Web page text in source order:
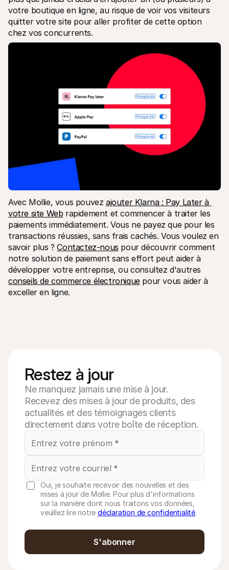
votre boutique en ligne, au risque de voir vos visiteurs
quitter votre site pour aller profiter de cette option
chez vos concurrents.
Avec Mollie, vous pouvez ajouter Klarna : Pay Later à
votre site Web rapidement et commencer à traiter les
paiements immédiatement. Vous ne payez que pour les
transactions réussies, sans frais cachés. Vous voulez en
savoir plus ? Contactez-nous pour découvrir comment
notre solution de paiement sans effort peut aider à
conseils de commerce électronique pour vous aider à
exceller en ligne.
Restez à jour
Ne manquez jamais une mise à jour.
Recevez des mises à jour de produits, des
actualités et des témoignages clients
directement dans votre boîte de réception.
Oui, je souhaite recevoir des nouvelles et des
mises à jour de Mollie. Pour plus d'informations
sur la manière dont nous traitons vos données,
veuillez lire notre déclaration de confidentialité.
S'abonner